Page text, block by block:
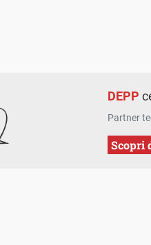
DEPP
Partner
Scopri